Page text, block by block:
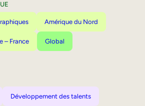
Amérique du Nord
– France Global
Développement des talents